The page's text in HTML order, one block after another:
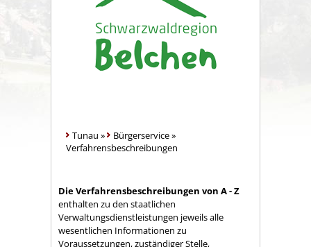
Tunau » Bürgerservice»
Verfahrensbeschreibungen
Die Verfahrensbeschreibungen von A - Z
enthalten zu den staatlichen
Verwaltungsdienstleistungen jeweils alle
wesentlichen Informationen zu
Voraussetzungen, zuständiger Stelle,